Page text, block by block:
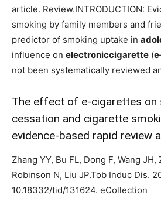
article. Review.INTRODUCTION:
smoking by family members and
predictor of smoking uptake in
influence on electroniccigarette (e
not been systematically reviewed
The effect of e-cigarettes on
cessation and cigarette
evidence-based rapid review
Zhang YY, Bu FL, Dong F, Wang JH,
Robinson N, Liu JP.Tob Induc Dis.
10.18332/tid/131624. eCollection